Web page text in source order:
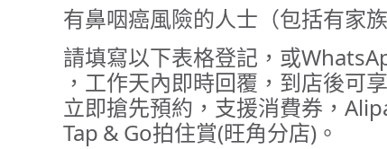
有鼻咽癌風險的人士（包括有家
請填寫以下表格登記，或
，工作天內即時回覆，到店後可
立即搶先預約，支援消費券，
Tap & Go拍住賞(旺角分店)。